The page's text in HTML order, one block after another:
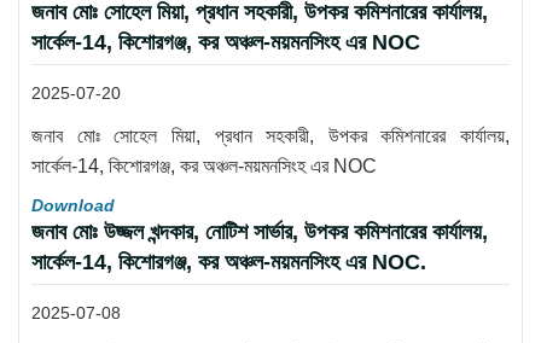
জনাব মোঃ সোহেল মিয়া, প্রধান সহকারী, উপকর কমিশনারের কার্যালয়,
সার্কেল-14, কিশোরগঞ্জ, কর অঞ্চল-ময়মনসিংহ এর NOC
2025-07-20
জনাব মোঃ সোহেল মিয়া, প্রধান সহকারী, উপকর কমিশনারের কার্যালয়,
সার্কেল-14, কিশোরগঞ্জ, কর অঞ্চল-ময়মনসিংহ এর NOC
Download
জনাব মোঃ উজ্জল খন্দকার, নোটিশ সার্ভার, উপকর কমিশনারের কার্যালয়,
সার্কেল-14, কিশোরগঞ্জ, কর অঞ্চল-ময়মনসিংহ এর NOC.
2025-07-08